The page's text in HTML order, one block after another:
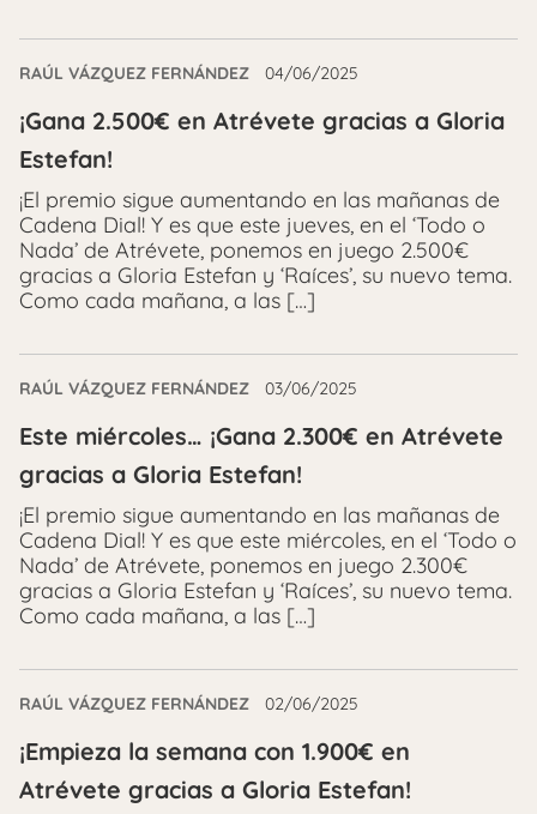
RAÚL VÁZQUEZ FERNÁNDEZ 04/06/2025
¡Gana 2.500€ en Atrévete gracias a Gloria
Estefan!
¡El premio sigue aumentando en las mañanas de
Cadena Dial! Y es que este jueves, en el ‘Todo o
Nada’ de Atrévete, ponemos en juego 2.500€
gracias a Gloria Estefan y ‘Raíces’, su nuevo tema.
Como cada mañana, a las […]
RAÚL VÁZQUEZ FERNÁNDEZ 03/06/2025
Este miércoles… ¡Gana 2.300€ en Atrévete
gracias a Gloria Estefan!
¡El premio sigue aumentando en las mañanas de
Cadena Dial! Y es que este miércoles, en el ‘Todo o
Nada’ de Atrévete, ponemos en juego 2.300€
gracias a Gloria Estefan y ‘Raíces’, su nuevo tema.
Como cada mañana, a las […]
RAÚL VÁZQUEZ FERNÁNDEZ 02/06/2025
¡Empieza la semana con 1.900€ en
Atrévete gracias a Gloria Estefan!